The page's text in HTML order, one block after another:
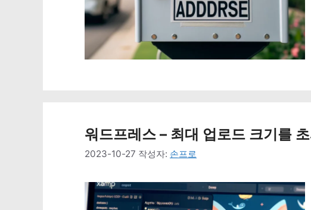
워드프레스 – 최대 업로드 크기를
2023-10-27 작성자: 손프로